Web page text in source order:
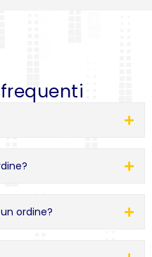
ordine?